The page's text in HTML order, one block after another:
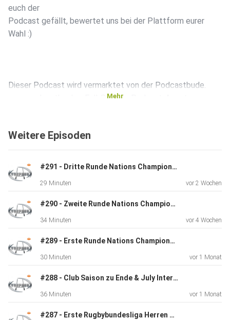
euch der
Podcast gefällt, bewertet uns bei der Plattform eurer
Wahl :)
Dieser Podcast wird vermarktet von der Podcastbude.
www.podcastbu.de - Full-Service-Podcast-Agentur -
damit Geld
verdienen?
Dann schaue auf www.kostenlos-hosten.de und informiere
Dort erhältst du alle Informationen zu unseren kostenlosen
Produkt
der Podcastbude.
Mehr
Weitere Episoden
#291 - Dritte Runde Nations Championship & Nations Cup 2026
29 Minuten vor 2 Wochen
#290 - Zweite Runde Nations Championship & Nations Cup 2026
34 Minuten vor 4 Wochen
#289 - Erste Runde Nations Championship & Nations Cup 2026
30 Minuten vor 1 Monat
#288 - Club Saison zu Ende & July Internationals starten
36 Minuten vor 1 Monat
#287 - Erste Rugbybundesliga Herren Finale